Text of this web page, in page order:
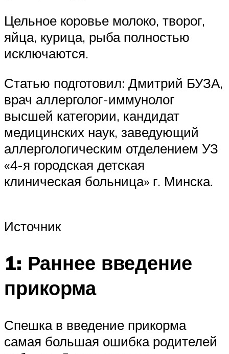
Цельное коровье молоко, творог,
яйца, курица, рыба полностью
исключаются.
Статью подготовил: Дмитрий БУЗА,
врач аллерголог-иммунолог
высшей категории, кандидат
медицинских наук, заведующий
аллергологическим отделением УЗ
«4-я городская детская
клиническая больница» г. Минска.
Источник
1: Раннее введение
прикорма
Спешка в введение прикорма
самая большая ошибка родителей